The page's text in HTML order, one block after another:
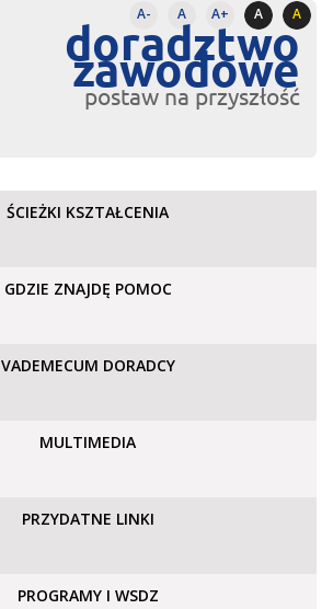
A- A A+ A A
doradztwo
zawodowe
postaw na przyszłość
ŚCIEŻKI KSZTAŁCENIA
GDZIE ZNAJDĘ POMOC
VADEMECUM DORADCY
MULTIMEDIA
PRZYDATNE LINKI
PROGRAMY I WSDZ